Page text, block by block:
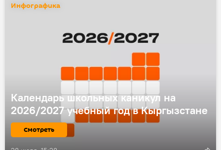
Календарь школьных каникул на
2026/2027 учебный год в Кыргызстане
Инфографика
Смотреть